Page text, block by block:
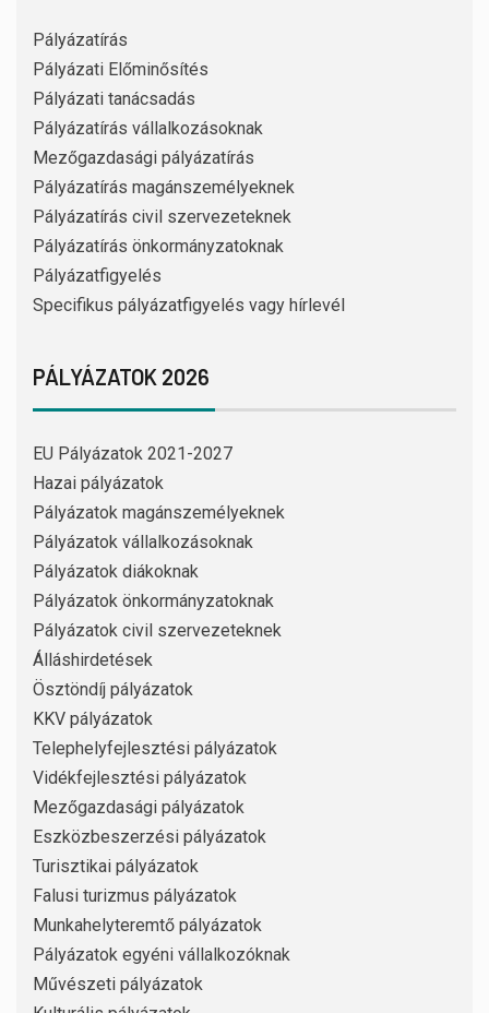
Pályázatírás
Pályázati Előminősítés
Pályázati tanácsadás
Pályázatírás vállalkozásoknak
Mezőgazdasági pályázatírás
Pályázatírás magánszemélyeknek
Pályázatírás civil szervezeteknek
Pályázatírás önkormányzatoknak
Pályázatfigyelés
Specifikus pályázatfigyelés vagy hírlevél
PÁLYÁZATOK 2026
EU Pályázatok 2021-2027
Hazai pályázatok
Pályázatok magánszemélyeknek
Pályázatok vállalkozásoknak
Pályázatok diákoknak
Pályázatok önkormányzatoknak
Pályázatok civil szervezeteknek
Álláshirdetések
Ösztöndíj pályázatok
KKV pályázatok
Telephelyfejlesztési pályázatok
Vidékfejlesztési pályázatok
Mezőgazdasági pályázatok
Eszközbeszerzési pályázatok
Turisztikai pályázatok
Falusi turizmus pályázatok
Munkahelyteremtő pályázatok
Pályázatok egyéni vállalkozóknak
Művészeti pályázatok